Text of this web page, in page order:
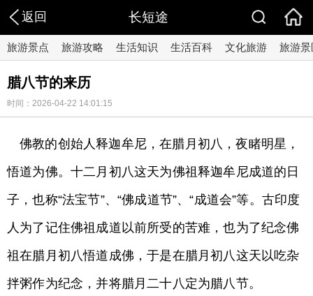
返回 长短途
旅游景点 旅游攻略 生活知识 生活百科 文化旅游 旅游景
腊八节的来历
时间：2026-04-22 14:01:15
佛教的创始人释迦牟尼，在腊月初八，夜睹明星，
悟道为佛。十二月初八这天为佛祖释迦牟尼成道的日
子，也称“法宝节”、“佛成道节”、“成道会”等。古印度
人为了记住佛祖成道以前所受的苦难，也为了纪念佛
祖在腊月初八悟道成佛，于是在腊月初八这天以吃杂
拌粥作为纪念，并将腊月二十八定为腊八节。